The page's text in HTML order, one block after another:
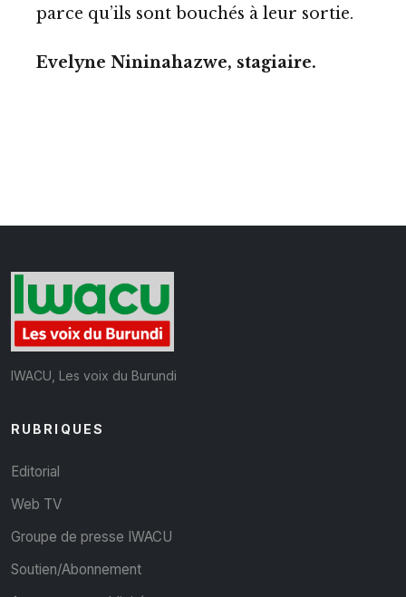
parce qu’ils sont bouchés à leur sortie.
Evelyne Nininahazwe, stagiaire.
IWACU, Les voix du Burundi
RUBRIQUES
Editorial
Web TV
Groupe de presse IWACU
Soutien/Abonnement